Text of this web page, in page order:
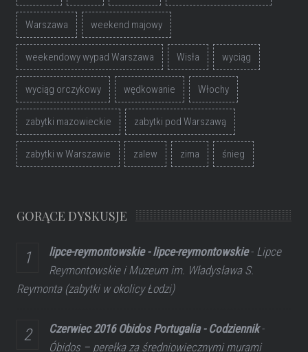
Warszawa weekend majowy
weekendowy wypad Warszawa Wisła wyciąg
wyciąg orczykowy wędkowanie Włochy
zabytki mazowieckie zabytki pod Warszawą
zabytki w Warszawie zalew zima śnieg
GORĄCE DYSKUSJE
lipce-reymontowskie - lipce-reymontowskie- Lipce
Reymontowskie i Muzeum im. Władysława S.
Reymonta (zabytki w okolicy Łodzi)
Czerwiec 2016 Obidos Portugalia - Codziennik-
Óbidos – perełka za średniowiecznymi murami